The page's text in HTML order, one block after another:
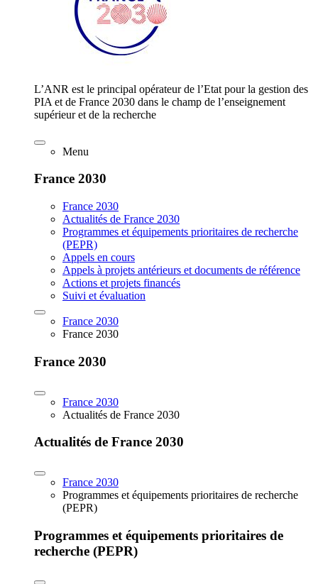
L’ANR est le principal opérateur de l’Etat pour la gestion des
PIA et de France 2030 dans le champ de l’enseignement
supérieur et de la recherche
Menu
France 2030
France 2030
Actualités de France 2030
Programmes et équipements prioritaires de recherche
(PEPR)
Appels en cours
Appels à projets antérieurs et documents de référence
Actions et projets financés
Suivi et évaluation
France 2030
France 2030
France 2030
France 2030
Actualités de France 2030
Actualités de France 2030
France 2030
Programmes et équipements prioritaires de recherche
(PEPR)
Programmes et équipements prioritaires de
recherche (PEPR)